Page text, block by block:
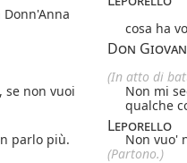
Donn'Anna
cosa ha
Don
(In atto di
se non vuoi
Non mi
qualche
Leporello
parlo più.
Non vuo'
(Partono.)